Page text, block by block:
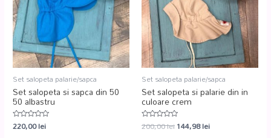
Set salopeta palarie/sapca
Set salopeta si sapca din 50
50 albastru
Evaluat
la
220,00lei
Set salopeta palarie/sapca
Set salopeta si palarie din in
culoare crem
Evaluat
la
200,00lei144,98lei